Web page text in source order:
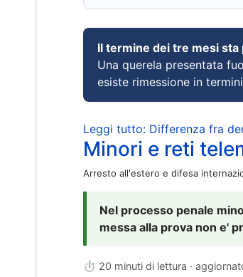
Il termine dei tre mesi sta
Una querela presentata
esiste rimessione in
Leggi tutto: Differenza fra
Minori e reti
Arresto all'estero e difesa
Nel processo penale
messa alla prova non e'
⏱ 20 minuti di lettura ·